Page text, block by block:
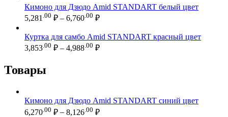
6,270.00 ₽
–
Кимоно для Дзюдо Amid STANDART белый цвет
5,281 .00 ₽ – 6,760 .00 ₽Диапазон
5,281.00 ₽
–
Куртка для самбо Amid STANDART красный цвет
3,853.00 ₽ – 4,988.00 ₽Диапазон
Товары
Кимоно для Дзюдо Amid STANDART синий цвет
6,270 .00 ₽ – 8,126 .00 ₽Диапазон